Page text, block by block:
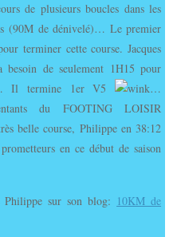
de plusieurs boucles dans les
(90M de dénivelé)… Le premier
terminer cette course. Jacques
de seulement 1H15 pour
Il termine 1er V5
…
du FOOTING LOISIR
belle course, Philippe en 38:12
en ce début de saison
sur son blog: 10KM de